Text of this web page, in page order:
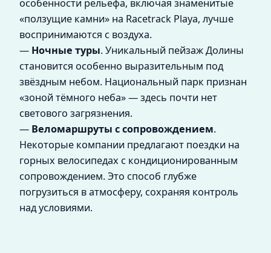
особенности рельефа, включая знаменитые
«ползущие камни» на Racetrack Playa, лучше
воспринимаются с воздуха.
— Ночные туры. Уникальный пейзаж Долины
становится особенно выразительным под
звёздным небом. Национальный парк признан
«зоной тёмного неба» — здесь почти нет
светового загрязнения.
— Веломаршруты с сопровождением.
Некоторые компании предлагают поездки на
горных велосипедах с кондиционированным
сопровождением. Это способ глубже
погрузиться в атмосферу, сохраняя контроль
над условиями.